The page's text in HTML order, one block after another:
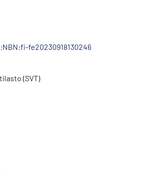
fe20230918130246
(SVT)